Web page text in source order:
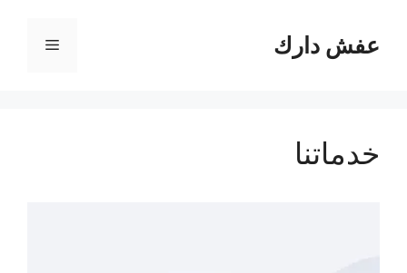
المحتوىعفش دارك القائمة
خدماتنا